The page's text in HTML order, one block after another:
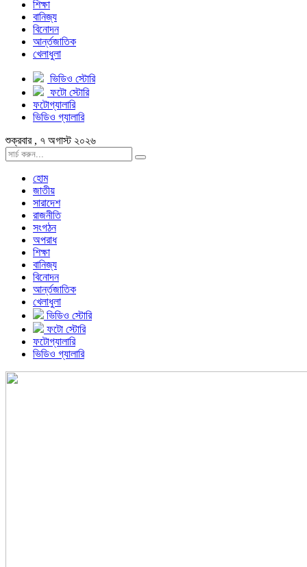
শিক্ষা
বানিজ্য
বিনোদন
আর্ন্তজাতিক
খেলাধুলা
ভিডিও স্টোরি
ফটো স্টোরি
ফটোগ্যালারি
ভিডিও গ্যালারি
শুক্রবার , ৭ অগাস্ট ২০২৬
হোম
জাতীয়
সারাদেশ
রাজনীতি
সংগঠন
অপরাধ
শিক্ষা
বানিজ্য
বিনোদন
আর্ন্তজাতিক
খেলাধুলা
ভিডিও স্টোরি
ফটো স্টোরি
ফটোগ্যালারি
ভিডিও গ্যালারি